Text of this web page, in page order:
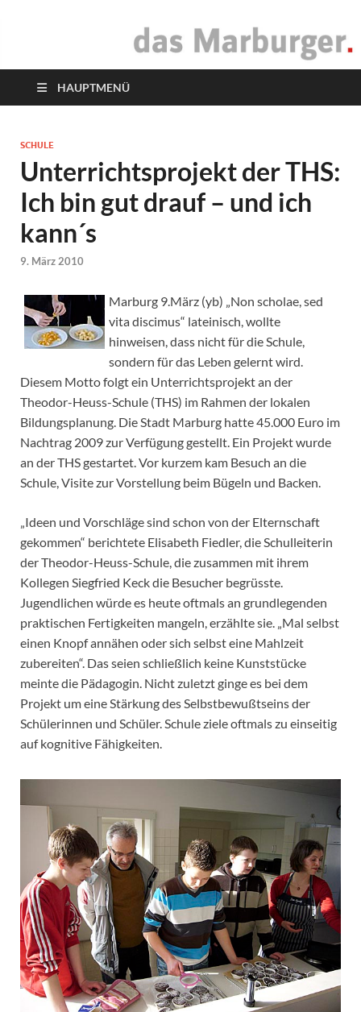
das Marburger.
HAUPTMENÜ
SCHULE
Unterrichtsprojekt der THS:
Ich bin gut drauf – und ich
kann´s
9. März 2010
Marburg 9.März (yb) „Non scholae, sed
vita discimus“ lateinisch, wollte
hinweisen, dass nicht für die Schule,
sondern für das Leben gelernt wird.
Diesem Motto folgt ein Unterrichtsprojekt an der
Theodor-Heuss-Schule (THS) im Rahmen der lokalen
Bildungsplanung. Die Stadt Marburg hatte 45.000 Euro im
Nachtrag 2009 zur Verfügung gestellt. Ein Projekt wurde
an der THS gestartet. Vor kurzem kam Besuch an die
Schule, Visite zur Vorstellung beim Bügeln und Backen.
„Ideen und Vorschläge sind schon von der Elternschaft
gekommen“ berichtete Elisabeth Fiedler, die Schulleiterin
der Theodor-Heuss-Schule, die zusammen mit ihrem
Kollegen Siegfried Keck die Besucher begrüsste.
Jugendlichen würde es heute oftmals an grundlegenden
praktischen Fertigkeiten mangeln, erzählte sie. „Mal selbst
einen Knopf annähen oder sich selbst eine Mahlzeit
zubereiten“. Das seien schließlich keine Kunststücke
meinte die Pädagogin. Nicht zuletzt ginge es bei dem
Projekt um eine Stärkung des Selbstbewußtseins der
Schülerinnen und Schüler. Schule ziele oftmals zu einseitig
auf kognitive Fähigkeiten.